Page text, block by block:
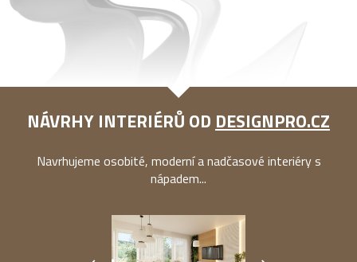
NÁVRHY INTERIÉRŮ OD DESIGNPRO.CZ
Navrhujeme osobité, moderní a nadčasové interiéry s
nápadem...